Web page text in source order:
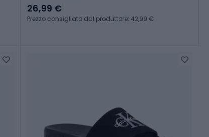
26,99 €
Prezzo consigliato dal produttore: 42,99 €